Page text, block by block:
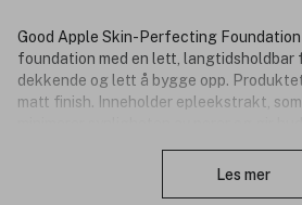
Good Apple Skin-Perfecting
foundation med en lett, langtidsholdbar
dekkende og lett å bygge opp.
matt finish. Inneholder epleekstrakt,
utseende. Den lette formulaen dekker
fargeforandringer, og gir et øyeblikkelig
Les mer